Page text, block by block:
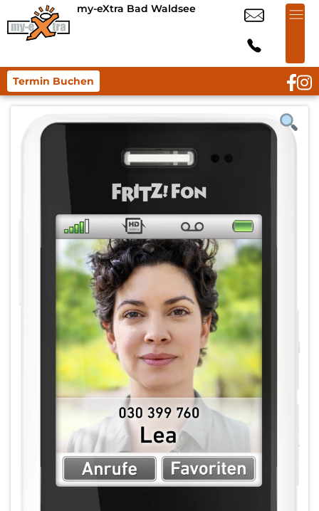
my-eXtra Bad Waldsee
Termin Buchen